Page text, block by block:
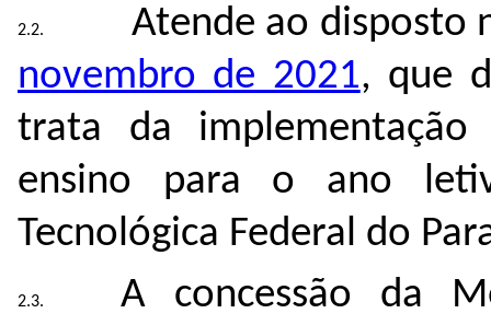
Atende ao disposto
novembro de 2021, que
trata da
ensino para o ano
Tecnológica Federal do
A concessão da